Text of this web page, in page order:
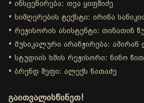
• ინსცენირება: თეა ყიფშიძე
• სიმღერების ტექსტი: ირინა
• რეჟისორის ასისტენტი: თინათინ
• მუსიკალური არანჟირება: ამირან
• სტუდიის ხმის რეჟისორი: ნინო
• ბრენდ შეფი: ალექს ნათაძე
გაითვალისწინეთ!